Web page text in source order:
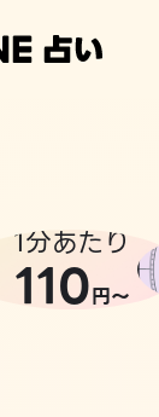
1分あたり
110円〜